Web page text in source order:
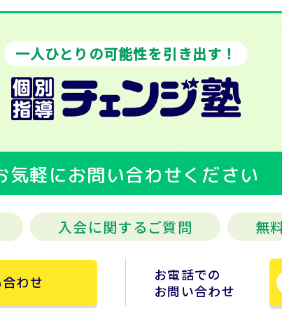
一人ひとりの可能性を引き出す！
気軽にお問い合わせください
入会に関するご質問 無
わせ
お電話での
お問い合わせ